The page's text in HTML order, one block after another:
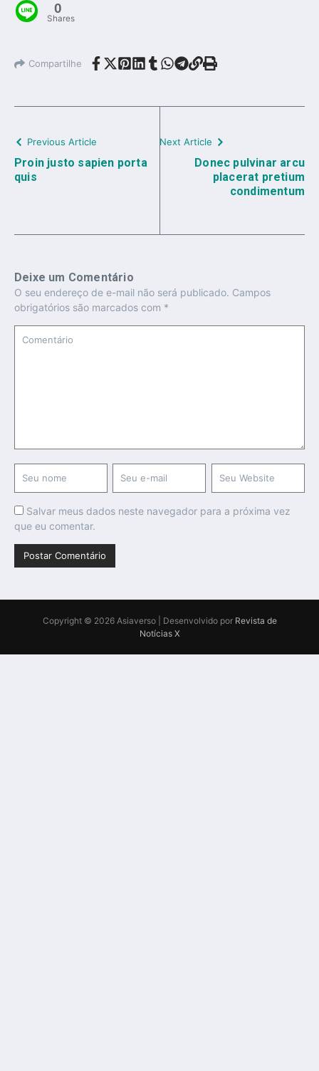
0
Shares
Compartilhe
Previous Article
Proin justo sapien porta
quis
Next Article
Donec pulvinar arcu
placerat pretium
condimentum
Deixe um Comentário
O seu endereço de e-mail não será publicado. Campos
obrigatórios são marcados com *
Salvar meus dados neste navegador para a próxima vez
que eu comentar.
Copyright © 2026 Asiaverso | Desenvolvido por Revista de
Notícias X